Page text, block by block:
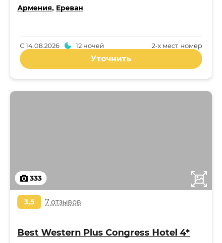
Армения, Ереван
2-x мест. номер
С14.08.2026 12 ночей
Уточнить
333
3,5 7 отзывов
Best Western Plus Congress Hotel 4*